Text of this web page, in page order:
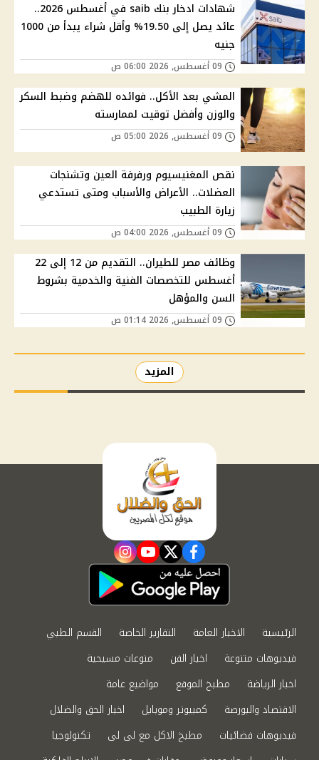
شهادات ادخار بنك saib في أغسطس 2026..
عائد يصل إلى 19.50% وأقل شراء يبدأ من 1000
جنيه
المشي بعد الأكل.. فوائده للهضم وضبط السكر
والوزن وأفضل توقيت لممارسته
نقص المغنيسيوم ورفرفة العين وتشنجات
العضلات.. الأعراض والأسباب ومتى تستدعي
زيارة الطبيب
وظائف مصر للطيران.. التقديم من 12 إلى 22
أغسطس للتخصصات الفنية والخدمية بشروط
السن والمؤهل
المزيد
facebook
twitter
youtube
instagram
الرئيسية الاخبار العامة التقارير الخاصة
القسم الطبي
فيديوهات متنوعة
اخبار الفن
منوعات مسيحية
اخبار الرياضة
مطبخ الموقع
مواضيع عامة
الاقتصاد والبورصة
كمبيوتر وموبايل
اخبار الحق والضلال
فيديوهات فضائيات
مطبخ الاكل مع لى لى
تكنولوجيا